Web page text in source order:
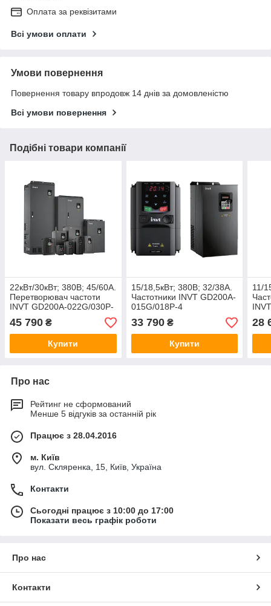
Оплата за реквізитами
Всі умови оплати
Умови повернення
Повернення товару впродовж 14 днів за домовленістю
Всі умови повернення
Подібні товари компанії
22кВт/30кВт; 380В; 45/60А.
Перетворювач частоти
INVT GD200A-022G/030P-
4
45 790 ₴
Купити
15/18,5кВт; 380В; 32/38А.
Частотники INVT GD200A-
015G/018P-4
33 790₴
Купити
11/
4
28
Про нас
Рейтинг не сформований
Менше 5 відгуків за останній рік
Працює з 28.04.2016
м. Київ
вул. Скляренка, 15, Київ, Україна
Контакти
Сьогодні працює з 10:00 до 17:00
Показати весь графік роботи
Про нас
Контакти